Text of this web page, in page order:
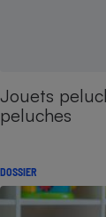
Jouets
peluches
DOSSIER